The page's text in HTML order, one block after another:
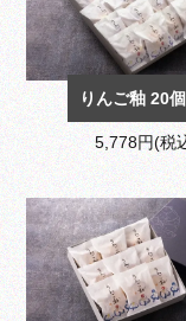
りんご釉 20
5,778円(税